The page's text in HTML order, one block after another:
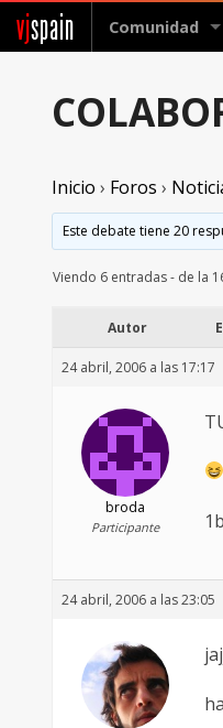
vjspain Comunidad
Inicio › Foros ›
Este debate tiene 20
Viendo 6 entradas - de la
Autor
24 abril, 2006 a las 17:17
broda
Participante
24 abril, 2006 a las 23:05